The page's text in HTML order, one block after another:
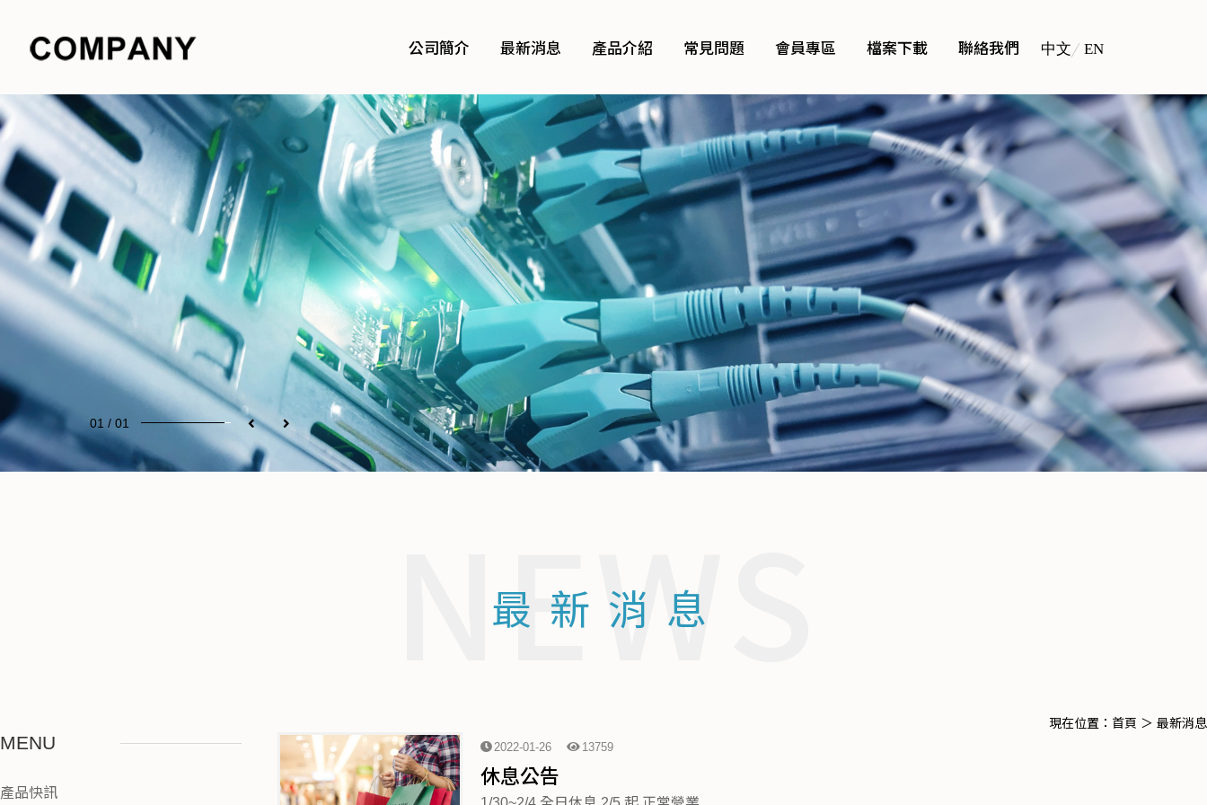
公司簡介 最新消息 產品介紹 常見問題 會員專區 檔案下載 聯絡我們 中文 EN
01 / 01
最新消息
NEWS
現在位置： 首頁 ＞ 最新消息
MENU
產品快訊
2022-01-26 13759
休息公告